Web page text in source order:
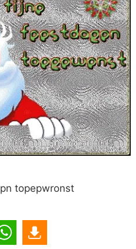
topepwronst